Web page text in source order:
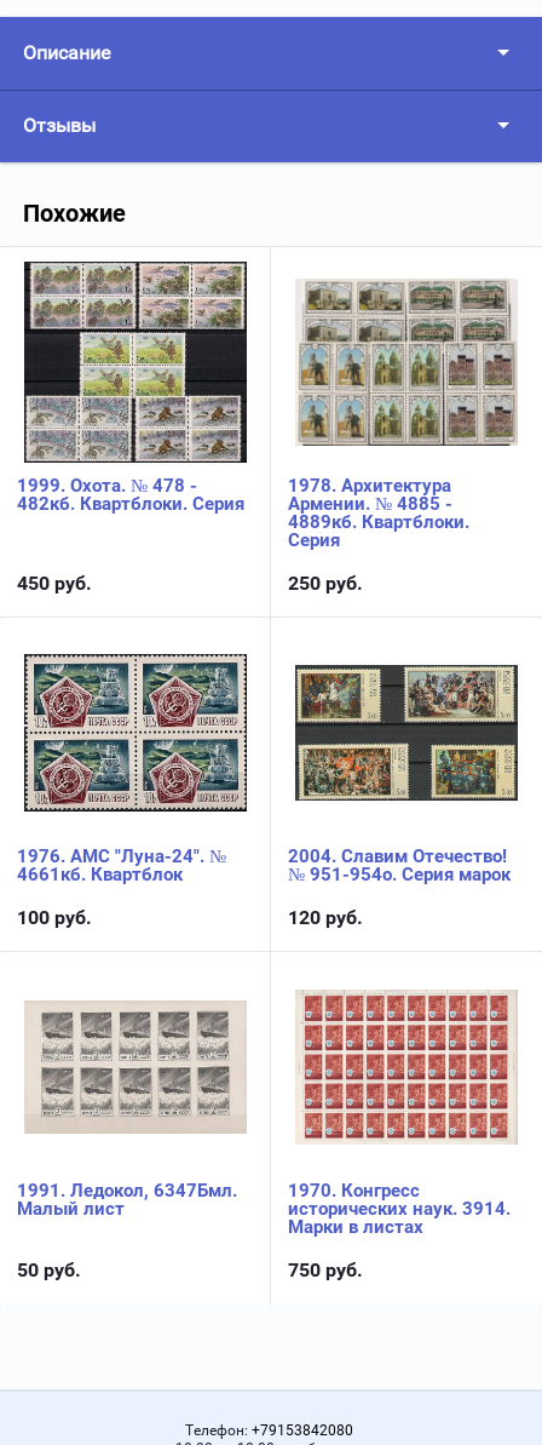
Описание
Отзывы
Похожие
1999. Охота. № 478 -
482кб. Квартблоки. Серия
450 руб.
1978. Архитектура
Армении. № 4885 -
4889кб. Квартблоки.
Серия
250 руб.
1976. АМС "Луна-24". №
4661кб. Квартблок
100 руб.
2004. Славим Отечество!
№ 951-954о. Серия марок
120 руб.
1991. Ледокол, 6347Бмл.
Малый лист
50 руб.
1970. Конгресс
исторических наук. 3914.
Марки в листах
750 руб.
Телефон: +79153842080